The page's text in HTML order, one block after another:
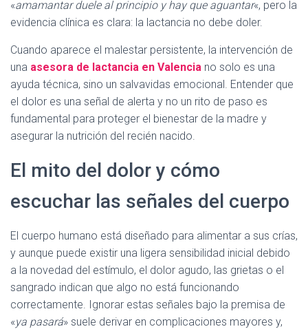
«amamantar duele al principio y hay que aguantar«, pero la
evidencia clínica es clara: la lactancia no debe doler.
Cuando aparece el malestar persistente, la intervención de
una asesora de lactancia en Valencia no solo es una
ayuda técnica, sino un salvavidas emocional. Entender que
el dolor es una señal de alerta y no un rito de paso es
fundamental para proteger el bienestar de la madre y
asegurar la nutrición del recién nacido.
El mito del dolor y cómo
escuchar las señales del cuerpo
El cuerpo humano está diseñado para alimentar a sus crías,
y aunque puede existir una ligera sensibilidad inicial debido
a la novedad del estímulo, el dolor agudo, las grietas o el
sangrado indican que algo no está funcionando
correctamente. Ignorar estas señales bajo la premisa de
«ya pasará» suele derivar en complicaciones mayores y,